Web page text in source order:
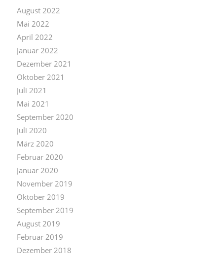
August 2022
Mai 2022
April 2022
Januar 2022
Dezember 2021
Oktober 2021
Juli 2021
Mai 2021
September 2020
Juli 2020
März 2020
Februar 2020
Januar 2020
November 2019
Oktober 2019
September 2019
August 2019
Februar 2019
Dezember 2018